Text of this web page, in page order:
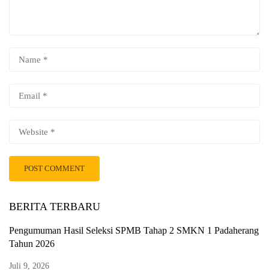
BERITA TERBARU
Pengumuman Hasil Seleksi SPMB Tahap 2 SMKN 1 Padaherang
Tahun 2026
Juli 9, 2026